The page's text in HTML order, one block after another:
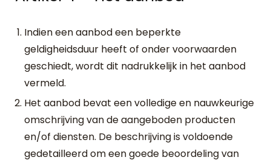
Indien een aanbod een beperkte
geldigheidsduur heeft of onder voorwaarden
geschiedt, wordt dit nadrukkelijk in het aanbod
vermeld.
Het aanbod bevat een volledige en nauwkeurige
omschrijving van de aangeboden producten
en/of diensten. De beschrijving is voldoende
gedetailleerd om een goede beoordeling van